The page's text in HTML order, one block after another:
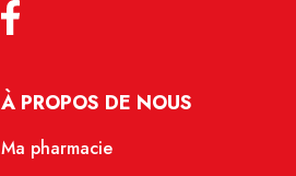
À PROPOS DE NOUS
Ma pharmacie